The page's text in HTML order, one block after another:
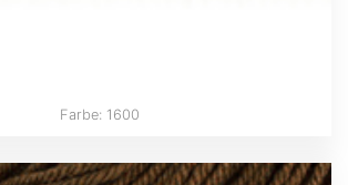
Farbe: 1600